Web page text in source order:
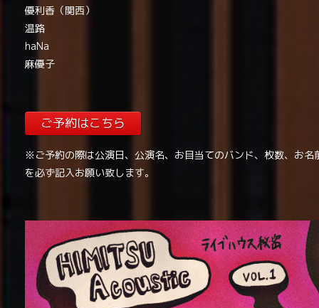
優利香（関西）
温路
haNa
麻優子
ご予約はこちら
※ご予約の際は公演日、公演名、お目当てのバンド、枚数、お名
を必ず記入お願い致します。